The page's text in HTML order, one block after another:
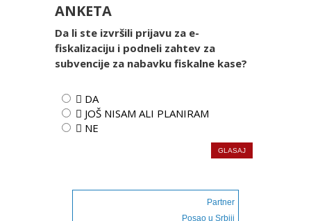
ANKETA
Da li ste izvršili prijavu za e-
fiskalizaciju i podneli zahtev za
subvencije za nabavku fiskalne kase?
 DA
 JOŠ NISAM ALI PLANIRAM
 NE
Partner
Posao u Srbiji